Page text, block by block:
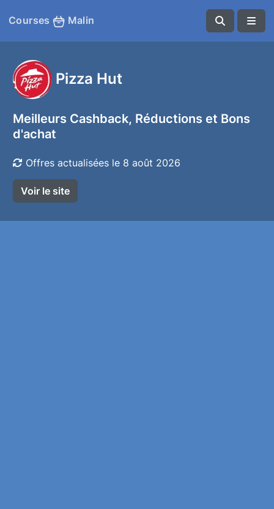
Courses Malin
Pizza Hut
Meilleurs Cashback, Réductions et Bons
d'achat
Offres actualisées le 8 août 2026
Voir le site